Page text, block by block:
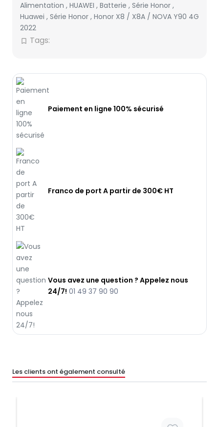
Alimentation , HUAWEI , Batterie , Série Honor ,
Huawei , Série Honor , Honor X8 / X8A / NOVA Y90 4G
2022
bookmark_border Tags:
Paiement en ligne 100% sécurisé
Franco de port A partir de 300€ HT
Vous avez une question ? Appelez nous
24/7! 01 49 37 90 90
Les clients ont également consulté